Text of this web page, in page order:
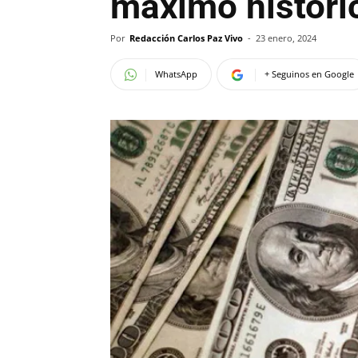
Por Redacción Carlos Paz Vivo - 23 enero, 2024
WhatsApp + Seguinos en Google